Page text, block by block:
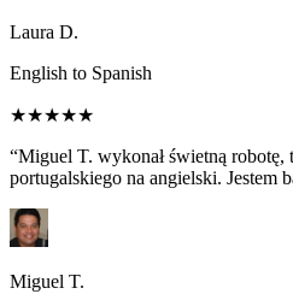
Laura D.
English to Spanish
★★★★★
“Miguel T. wykonał świetną robotę,
portugalskiego na angielski. Jestem
Miguel T.